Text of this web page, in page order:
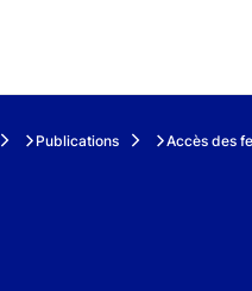
Publications Accès des